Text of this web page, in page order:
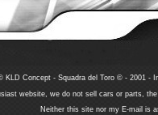
KLD Concept - Squadra del Toro © - 2001 -
website, we do not sell cars or parts,
Neither this site nor my E-mail is